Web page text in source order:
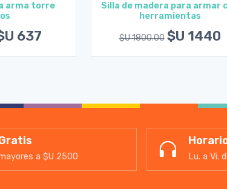
carrito
arma torre
637
Agregar al carrito
Silla de madera para armar
herramientas
$U 1800.00 $U 1440
a $U 2500 Lu. a Vi.